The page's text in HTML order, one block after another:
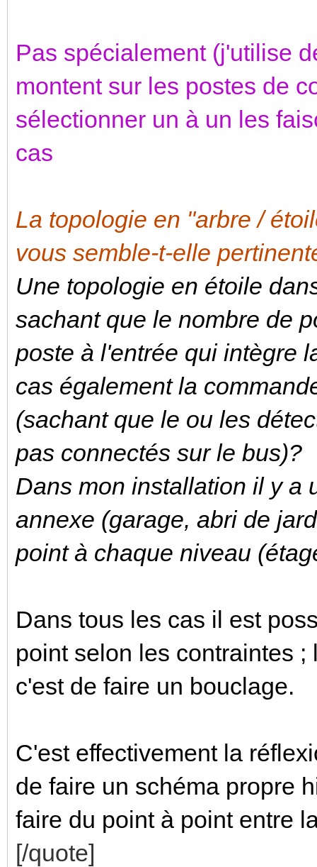
Pas spécialement (j'utilise
montent sur les postes de
sélectionner un à un les
cas
La topologie en "arbre /
vous semble-t-elle
Une topologie en étoile
sachant que le nombre de
poste à l'entrée qui intègre
cas également la
(sachant que le ou les
pas connectés sur le bus)?
Dans mon installation il y a
annexe (garage, abri de
point à chaque niveau
Dans tous les cas il est
point selon les contraintes
c'est de faire un bouclage.
C'est effectivement la
de faire un schéma propre
faire du point à point entre
[/quote]